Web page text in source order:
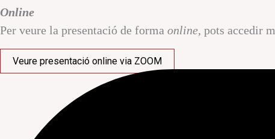
Online
Per veure la presentació de forma online, pots accedir
Veure presentació online via ZOOM